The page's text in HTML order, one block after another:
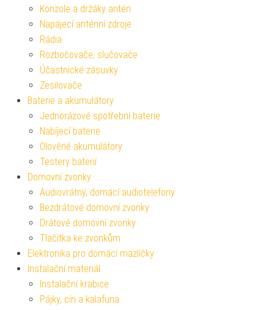
Konzole a držáky antén
Napájecí anténní zdroje
Rádia
Rozbočovače, slučovače
Účastnické zásuvky
Zesilovače
Baterie a akumulátory
Jednorázové spotřební baterie
Nabíjecí baterie
Olověné akumulátory
Testery baterií
Domovní zvonky
Audiovrátný, domácí audiotelefony
Bezdrátové domovní zvonky
Drátové domovní zvonky
Tlačítka ke zvonkům
Elektronika pro domácí mazlíčky
Instalační materiál
Instalační krabice
Pájky, cín a kalafuna